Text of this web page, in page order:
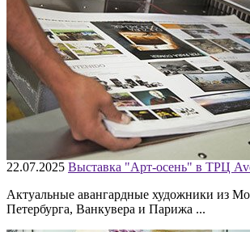
22.07.2025 Выставка "Арт-осень" в ТРЦ
Актуальные авангардные художники из
Петербурга, Ванкувера и Парижа ...